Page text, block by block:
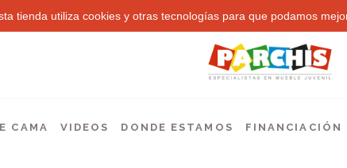
tienda utiliza cookies y otras tecnologías para que podamos
CAMA VIDEOS DONDE ESTAMOS FINANCIACIÓN